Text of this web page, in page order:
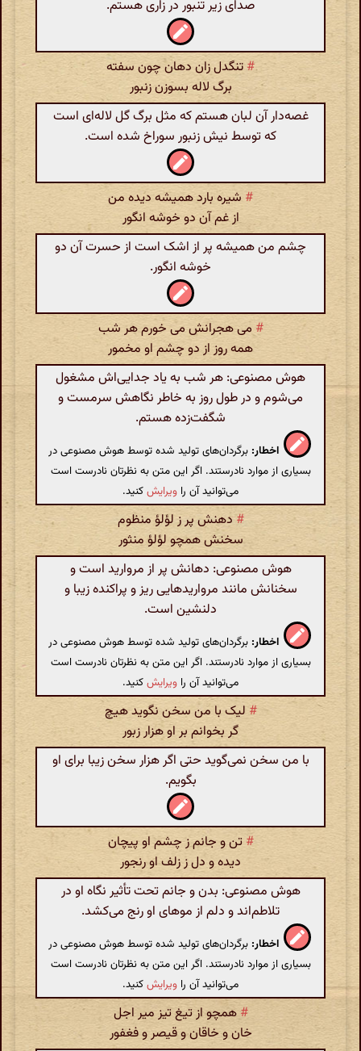
صدای زیر تنبور در زاری هستم.
# تنگدل زان دهان چون سفته
برگ لاله بسوزن زنبور
غصه‌دار آن لبان هستم که مثل برگ گل لاله‌ای است
که توسط نیش زنبور سوراخ شده است.
# شیره بارد همیشه دیده من
از غم آن دو خوشه انگور
چشم من همیشه پر از اشک است از حسرت آن دو
خوشه انگور.
# می هجرانش می خورم هر شب
همه روز از دو چشم او مخمور
هوش مصنوعی: هر شب به یاد جدایی‌اش مشغول
می‌شوم و در طول روز به خاطر نگاهش سرمست و
شگفت‌زده هستم.
اخطار: برگردان‌های تولید شده توسط هوش مصنوعی در
بسیاری از موارد نادرستند. اگر این متن به نظرتان نادرست است
می‌توانید آن را ویرایشکنید.
#دهنش پر ز لؤلؤ منظوم
سخنش همچو لؤلؤ منثور
هوش مصنوعی: دهانش پر از مروارید است و
سخنانش مانند مرواریدهایی ریز و پراکنده زیبا و
دلنشین است.
اخطار: برگردان‌های تولید شده توسط هوش مصنوعی در
بسیاری از موارد نادرستند. اگر این متن به نظرتان نادرست است
می‌توانید آن را ویرایشکنید.
# لیک با من سخن نگوید هیچ
گر بخوانم بر او هزار زبور
با من سخن نمی‌گوید حتی اگر هزار سخن زیبا برای او
بگویم.
# تن و جانم ز چشم او پیچان
دیده و دل ز زلف او رنجور
هوش مصنوعی: بدن و جانم تحت تأثیر نگاه او در
تلاطم‌اند و دلم از موهای او رنج می‌کشد.
اخطار: برگردان‌های تولید شده توسط هوش مصنوعی در
بسیاری از موارد نادرستند. اگر این متن به نظرتان نادرست است
می‌توانید آن را ویرایشکنید.
# همچو از تیغ تیز میر اجل
خان و خاقان و قیصر و فغفور